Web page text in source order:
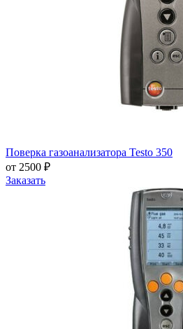
Поверка газоанализатора Testo 350
от 2500 ₽
Заказать